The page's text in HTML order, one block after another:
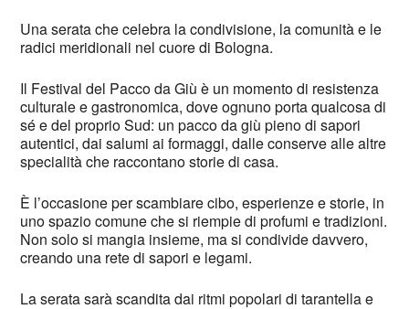
Una serata che celebra la condivisione, la comunità e le
radici meridionali nel cuore di Bologna.
Il Festival del Pacco da Giù è un momento di resistenza
culturale e gastronomica, dove ognuno porta qualcosa di
sé e del proprio Sud: un pacco da giù pieno di sapori
autentici, dai salumi ai formaggi, dalle conserve alle altre
specialità che raccontano storie di casa.
È l’occasione per scambiare cibo, esperienze e storie, in
uno spazio comune che si riempie di profumi e tradizioni.
Non solo si mangia insieme, ma si condivide davvero,
creando una rete di sapori e legami.
La serata sarà scandita dai ritmi popolari di tarantella e